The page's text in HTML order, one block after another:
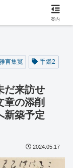
ン
言集覧 手鑑2
だ来訪せ
章の添削
新築予定
2024.05.17
案内